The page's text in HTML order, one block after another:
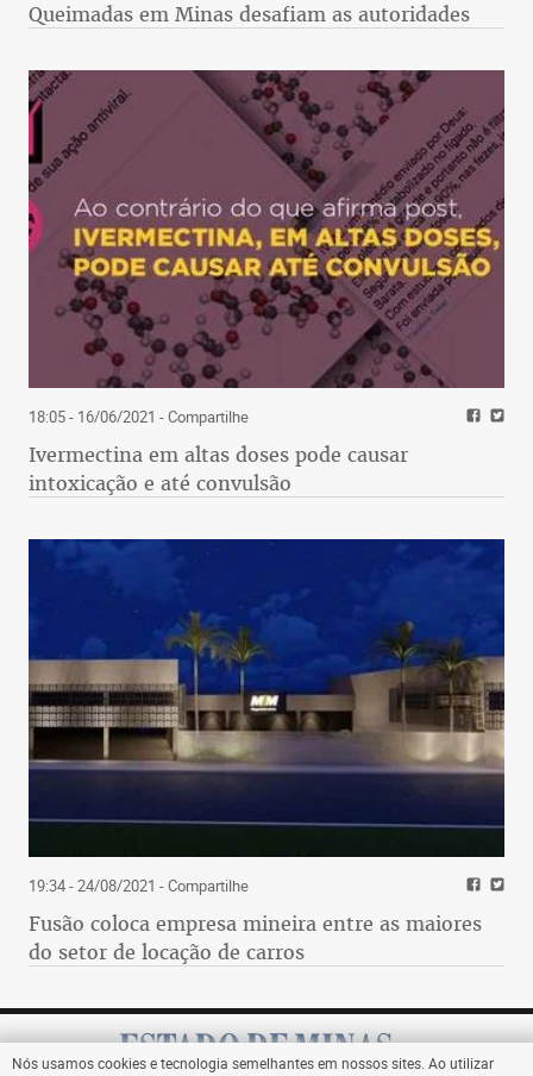
Queimadas em Minas desafiam as autoridades
18:05 - 16/06/2021 - Compartilhe
Ivermectina em altas doses pode causar
intoxicação e até convulsão
19:34 - 24/08/2021 - Compartilhe
Fusão coloca empresa mineira entre as maiores
do setor de locação de carros
Nós usamos cookies e tecnologia semelhantes em nossos sites. Ao utilizar